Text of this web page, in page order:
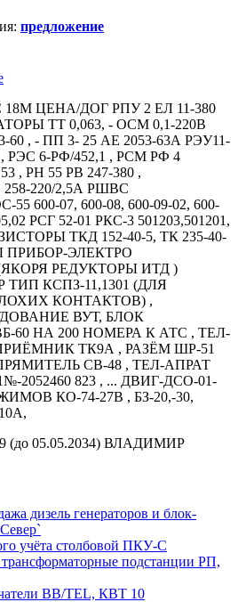
: предложение
18М ЦЕНА/ДОГ РПУ 2 ЕЛ 11-380
ТТ 0,063, - ОСМ 0,1-220В
, - ПП 3- 25 АЕ 2053-63А РЭУ11-
, РЭС 6-РФ/452,1 , РСМ РФ 4
, РН 55 РВ 247-380 ,
220/2,5А РШВС
55 600-07, 600-08, 600-09-02, 600-
РСГ 52-01 РКС-3 501203,501201,
ТКД 152-40-5, ТК 235-40-
ПРИБОР-ЭЛЕКТРО
РЕДУКТОРЫ ИТД )
КСПЗ-11,1301 (ДЛЯ
КОНТАКТОВ) ,
ВУТ, БЛОК
НА 200 НОМЕРА К АТС , ТЕЛ-
ТК9А , РАЗЁМ ШР-51
СВ-48 , ТЕЛ-АПРАТ
2052460 823 , ... ДВИГ-ДСО-01-
КО-74-27В , БЗ-20,-30,
(до 05.05.2034) ВЛАДИМИР
дизель генераторов и блок-
учёта столбовой ПКУ-С
подстанции РП,
BB/TEL, КВТ 10